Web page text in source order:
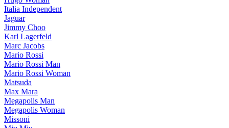
Italia Independent
Jaguar
Jimmy Choo
Karl Lagerfeld
Marc Jacobs
Mario Rossi
Mario Rossi Man
Mario Rossi Woman
Matsuda
Max Mara
Megapolis Man
Megapolis Woman
Missoni